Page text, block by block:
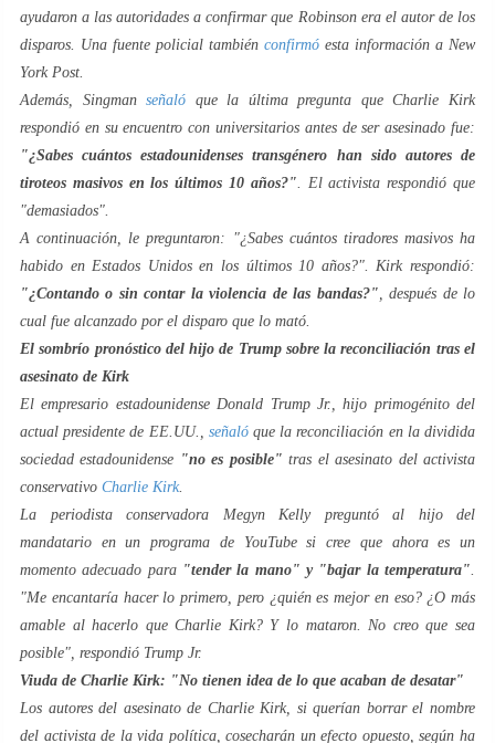
ayudaron a las autoridades a confirmar que Robinson era el autor de los
disparos. Una fuente policial también confirmó esta información a New
York Post.
Además, Singmanseñaló que la última pregunta que Charlie Kirk
respondió en su encuentro con universitarios antes de ser asesinado fue:
"¿Sabes cuántos estadounidenses transgénero han sido autores de
tiroteos masivos en los últimos 10 años?" . El activista respondió que
"demasiados".
A continuación, le preguntaron: "¿Sabes cuántos tiradores masivos ha
habido en Estados Unidos en los últimos 10 años?". Kirk respondió:
"¿Contando o sin contar la violencia de las bandas?" , después de lo
cual fue alcanzado por el disparo que lo mató.
El sombrío pronóstico del hijo de Trump sobre la reconciliación tras el
asesinato de Kirk
El empresario estadounidense Donald Trump Jr., hijo primogénito del
actual presidente de EE.UU., señalóque la reconciliación en la dividida
sociedad estadounidense "no es posible" tras el asesinato del activista
conservativo Charlie Kirk.
La periodista conservadora Megyn Kelly preguntó al hijo del
mandatario en un programa de YouTube si cree que ahora es un
momento adecuado para "tender la mano" y "bajar la temperatura"
"Me encantaría hacer lo primero, pero ¿quién es mejor en eso? ¿O más
amable al hacerlo que Charlie Kirk? Y lo mataron. No creo que sea
posible", respondió Trump Jr.
Viuda de Charlie Kirk: "No tienen idea de lo que acaban de desatar"
Los autores del asesinato de Charlie Kirk, si querían borrar el nombre
del activista de la vida política, cosecharán un efecto opuesto, según ha